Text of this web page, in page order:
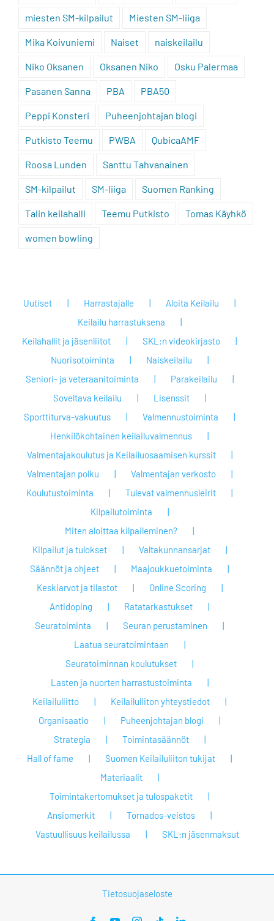
miesten SM-kilpailut Miesten SM-liiga
Mika Koivuniemi Naiset naiskeilailu
Niko Oksanen Oksanen Niko Osku Palermaa
Pasanen Sanna PBA PBA50
Peppi Konsteri Puheenjohtajan blogi
Putkisto Teemu PWBA QubicaAMF
Roosa Lunden Santtu Tahvanainen
SM-kilpailut SM-liiga Suomen Ranking
Talin keilahalli Teemu Putkisto Tomas Käyhkö
women bowling
Uutiset Harrastajalle
Aloita Keilailu
Keilailu harrastuksena
Keilahallit ja jäsenliitot
SKL:n videokirjasto
Nuorisotoiminta
Naiskeilailu
Seniori- ja veteraanitoiminta
Parakeilailu
Soveltava keilailu
Lisenssit
Sporttiturva-vakuutus
Valmennustoiminta
Henkilökohtainen keilailuvalmennus
Valmentajakoulutus ja Keilailuosaamisen kurssit
Valmentajan polku
Valmentajan verkosto
Koulutustoiminta
Tulevat valmennusleirit
Kilpailutoiminta
Miten aloittaa kilpaileminen?
Kilpailut ja tulokset
Valtakunnansarjat
Säännöt ja ohjeet
Maajoukkuetoiminta
Keskiarvot ja tilastot
Online Scoring
Antidoping
Ratatarkastukset
Seuratoiminta
Seuran perustaminen
Laatua seuratoimintaan
Seuratoiminnan koulutukset
Lasten ja nuorten harrastustoiminta
Keilailuliitto
Keilailuliiton yhteystiedot
Organisaatio
Puheenjohtajan blogi
Strategia
Toimintasäännöt
Hall of fame
Suomen Keilailuliiton tukijat
Materiaalit
Toimintakertomukset ja tulospaketit
Ansiomerkit
Tornados-veistos
Vastuullisuus keilailussa
SKL:n jäsenmaksut
Tietosuojaseloste